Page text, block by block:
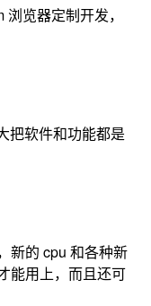
览器定制开发，
把软件和功能都是
新的 cpu 和各种新
能用上，而且还可